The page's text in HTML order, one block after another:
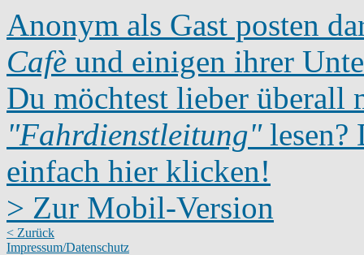
Anonym als Gast posten
Cafè und einigen ihrer
Du möchtest lieber überall
"Fahrdienstleitung"lesen?
einfach hier klicken!
> Zur Mobil-Version
< Zurück
Impressum/Datenschutz